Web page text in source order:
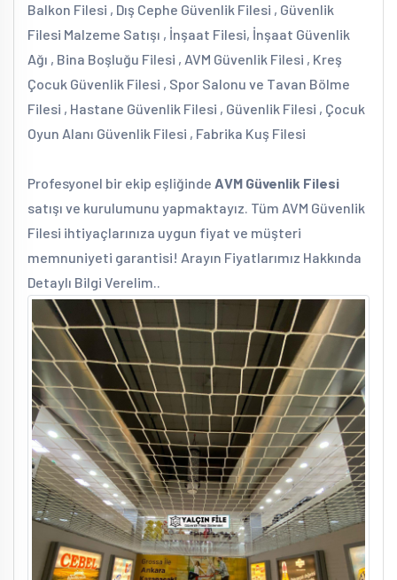
Balkon Filesi , Dış Cephe Güvenlik Filesi , Güvenlik
Filesi Malzeme Satışı , İnşaat Filesi, İnşaat Güvenlik
Ağı , Bina Boşluğu Filesi , AVM Güvenlik Filesi , Kreş
Çocuk Güvenlik Filesi , Spor Salonu ve Tavan Bölme
Filesi , Hastane Güvenlik Filesi , Güvenlik Filesi , Çocuk
Oyun Alanı Güvenlik Filesi , Fabrika Kuş Filesi
Profesyonel bir ekip eşliğinde AVM Güvenlik Filesi
satışı ve kurulumunu yapmaktayız. Tüm AVM Güvenlik
Filesi ihtiyaçlarınıza uygun fiyat ve müşteri
memnuniyeti garantisi! Arayın Fiyatlarımız Hakkında
Detaylı Bilgi Verelim..